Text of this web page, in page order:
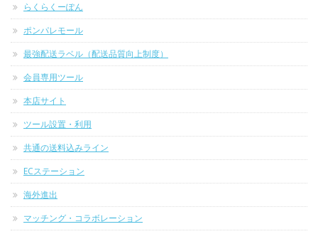
らくらくーぽん
ポンパレモール
最強配送ラベル（配送品質向上制度）
会員専用ツール
本店サイト
ツール設置・利用
共通の送料込みライン
ECステーション
海外進出
マッチング・コラボレーション